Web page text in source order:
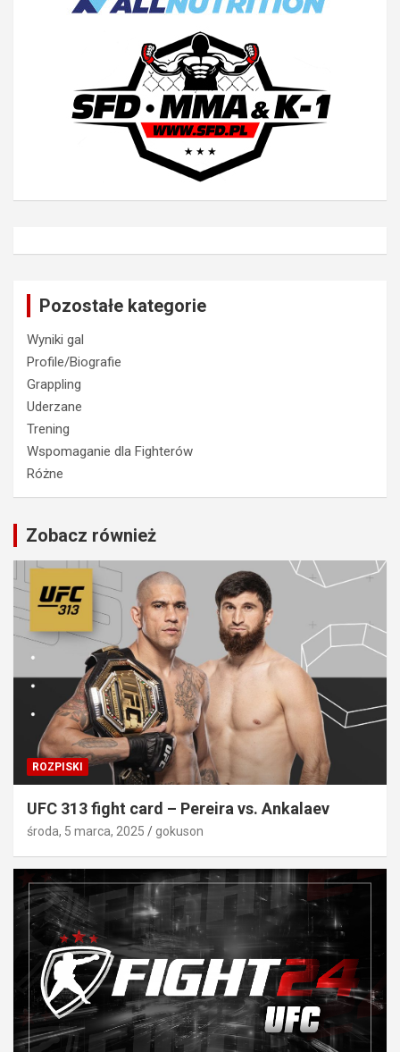
Pozostałe kategorie
Wyniki gal
Profile/Biografie
Grappling
Uderzane
Trening
Wspomaganie dla Fighterów
Różne
Zobacz również
ROZPISKI
UFC 313 fight card – Pereira vs. Ankalaev
środa, 5 marca, 2025 gokuson